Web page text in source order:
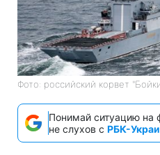
Фото: российский корвет
Понимай ситуацию на
не слухов с РБК-